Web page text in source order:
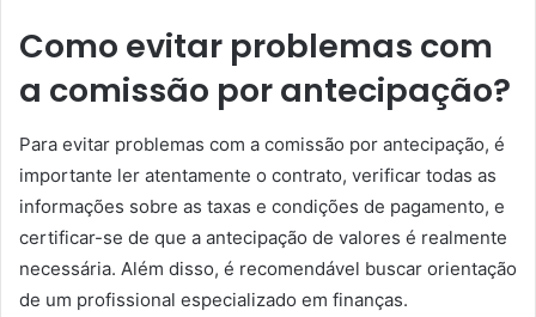
Como evitar problemas com
a comissão por antecipação?
Para evitar problemas com a comissão por antecipação, é
importante ler atentamente o contrato, verificar todas as
informações sobre as taxas e condições de pagamento, e
certificar-se de que a antecipação de valores é realmente
necessária. Além disso, é recomendável buscar orientação
de um profissional especializado em finanças.